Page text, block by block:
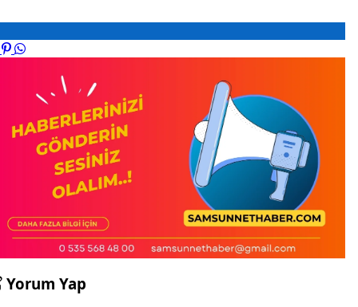
Yorum Yap